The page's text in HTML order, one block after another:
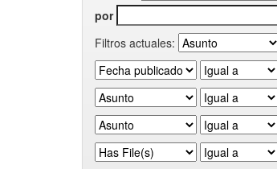
por
Filtros actuales: